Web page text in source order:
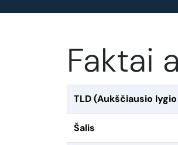
Faktai
TLD (Aukščiausio
Šalis